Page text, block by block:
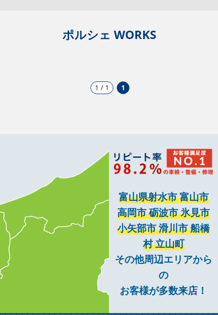
ポルシェ WORKS
1 / 1 1
富山県射水市 富山市
高岡市 砺波市 氷見市
小矢部市 滑川市 船橋
村 立山町
その他周辺エリアから
の
お客様が多数来店！